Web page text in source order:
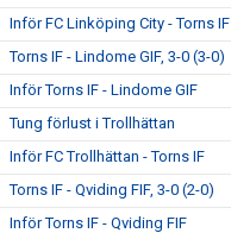
Inför FC Linköping City - Torns IF
Torns IF - Lindome GIF, 3-0 (3-0)
Inför Torns IF - Lindome GIF
Tung förlust i Trollhättan
Inför FC Trollhättan - Torns IF
Torns IF - Qviding FIF, 3-0 (2-0)
Inför Torns IF - Qviding FIF